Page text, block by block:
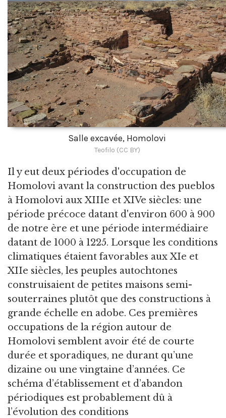
Salle excavée, Homolovi
Teofilo (CC BY)
Il y eut deux périodes d'occupation de
Homolovi avant la construction des pueblos
à Homolovi aux XIIIe et XIVe siècles: une
période précoce datant d'environ 600 à 900
de notre ère et une période intermédiaire
datant de 1000 à 1225. Lorsque les conditions
climatiques étaient favorables aux XIe et
XIIe siècles, les peuples autochtones
construisaient de petites maisons semi-
souterraines plutôt que des constructions à
grande échelle en adobe. Ces premières
occupations de la région autour de
Homolovi semblent avoir été de courte
durée et sporadiques, ne durant qu’une
dizaine ou une vingtaine d’années. Ce
schéma d’établissement et d’abandon
périodiques est probablement dû à
l’évolution des conditions